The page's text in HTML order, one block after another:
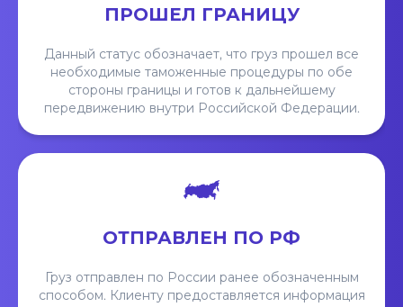
ПРОШЕЛ ГРАНИЦУ
Данный статус обозначает, что груз прошел все
необходимые таможенные процедуры по обе
стороны границы и готов к дальнейшему
передвижению внутри Российской Федерации.
ОТПРАВЛЕН ПО РФ
Груз отправлен по России ранее обозначенным
способом. Клиенту предоставляется информация